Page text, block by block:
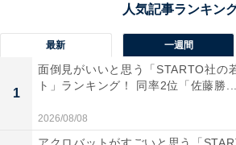
1位：【恋柱】甘露寺蜜璃（かん
【甘露寺蜜璃 新規イラス
新規キャラクターイラス
最新 一週間
1
面倒見がいいと思う「STARTO社の
ト」ランキング！ 同率2位「佐藤勝...
2026/08/08